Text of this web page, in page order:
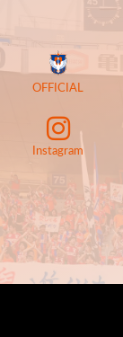
OFFICIAL
Instagram